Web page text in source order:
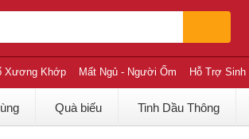
Xương Khớp Mất Ngủ - Người Ốm Hỗ Trợ Sinh
Quà biếu Tinh Dầu Thông